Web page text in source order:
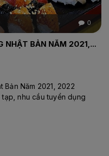
0
NHẬT BẢN NĂM 2021,...
Năm 2021, 2022
nhu cầu tuyển dụng